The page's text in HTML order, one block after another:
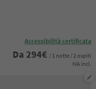
Accessibilità certificata
Da 294€ / 1 notte / 2 ospiti
IVA incl.